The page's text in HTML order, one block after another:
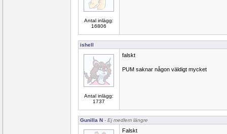
Antal inlägg:
16806
ishell
Antal inlägg:
1737
falskt
PUM saknar någon väldigt mycket
Gunilla N - Ej medlem längre
Falskt